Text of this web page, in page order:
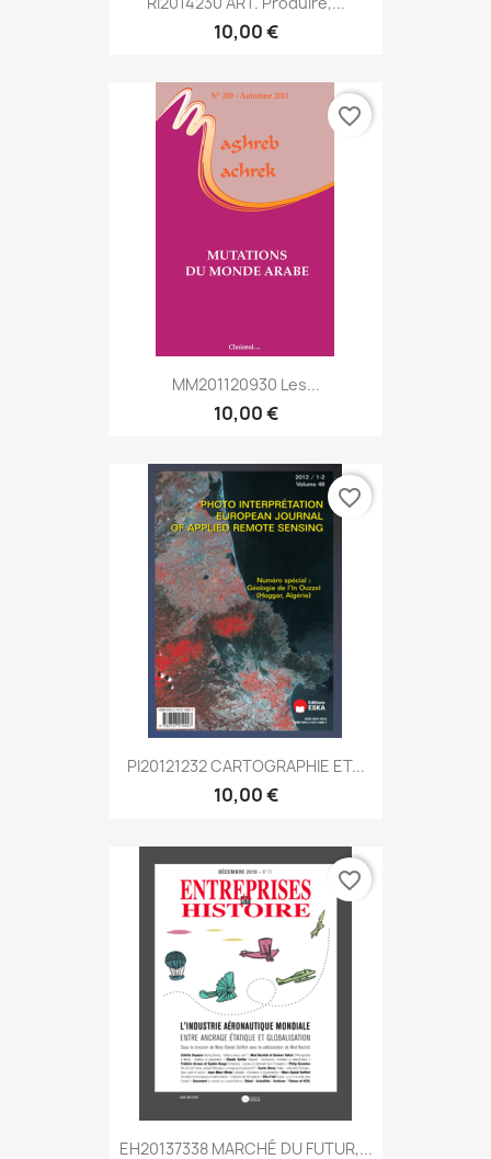
10,00 €
MM201120930 Les...
10,00 €
favorite_border
PI20121232 CARTOGRAPHIE ET...
10,00 €
favorite_border
EH20137338 MARCHÉ DU FUTUR,...
favorite_border